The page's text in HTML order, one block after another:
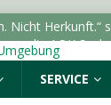
an die AOK
„Im Sommer
& UMGEBUNG
SERVICE